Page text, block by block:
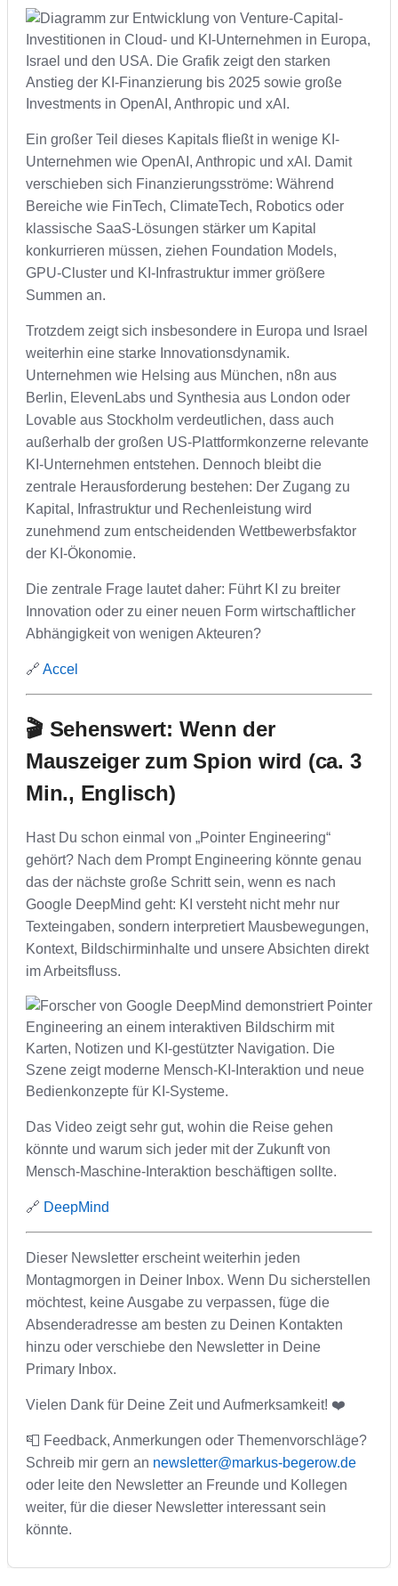
Ein großer Teil dieses Kapitals fließt in wenige KI-
Unternehmen wie OpenAI, Anthropic und xAI. Damit
verschieben sich Finanzierungsströme: Während
Bereiche wie FinTech, ClimateTech, Robotics oder
klassische SaaS-Lösungen stärker um Kapital
konkurrieren müssen, ziehen Foundation Models,
GPU-Cluster und KI-Infrastruktur immer größere
Summen an.
Trotzdem zeigt sich insbesondere in Europa und Israel
weiterhin eine starke Innovationsdynamik.
Unternehmen wie Helsing aus München, n8n aus
Berlin, ElevenLabs und Synthesia aus London oder
Lovable aus Stockholm verdeutlichen, dass auch
außerhalb der großen US-Plattformkonzerne relevante
KI-Unternehmen entstehen. Dennoch bleibt die
zentrale Herausforderung bestehen: Der Zugang zu
Kapital, Infrastruktur und Rechenleistung wird
zunehmend zum entscheidenden Wettbewerbsfaktor
der KI-Ökonomie.
Die zentrale Frage lautet daher: Führt KI zu breiter
Innovation oder zu einer neuen Form wirtschaftlicher
Abhängigkeit von wenigen Akteuren?
🔗 Accel
🎬 Sehenswert: Wenn der
Mauszeiger zum Spion wird (ca. 3
Min., Englisch)
Hast Du schon einmal von „Pointer Engineering“
gehört? Nach dem Prompt Engineering könnte genau
das der nächste große Schritt sein, wenn es nach
Google DeepMind geht: KI versteht nicht mehr nur
Texteingaben, sondern interpretiert Mausbewegungen,
Kontext, Bildschirminhalte und unsere Absichten direkt
im Arbeitsfluss.
Das Video zeigt sehr gut, wohin die Reise gehen
könnte und warum sich jeder mit der Zukunft von
Mensch-Maschine-Interaktion beschäftigen sollte.
🔗 DeepMind
Dieser Newsletter erscheint weiterhin jeden
Montagmorgen in Deiner Inbox. Wenn Du sicherstellen
möchtest, keine Ausgabe zu verpassen, füge die
Absenderadresse am besten zu Deinen Kontakten
hinzu oder verschiebe den Newsletter in Deine
Primary Inbox.
Vielen Dank für Deine Zeit und Aufmerksamkeit! ❤️
📮 Feedback, Anmerkungen oder Themenvorschläge?
Schreib mir gern an newsletter@markus-begerow.de
oder leite den Newsletter an Freunde und Kollegen
weiter, für die dieser Newsletter interessant sein
könnte.